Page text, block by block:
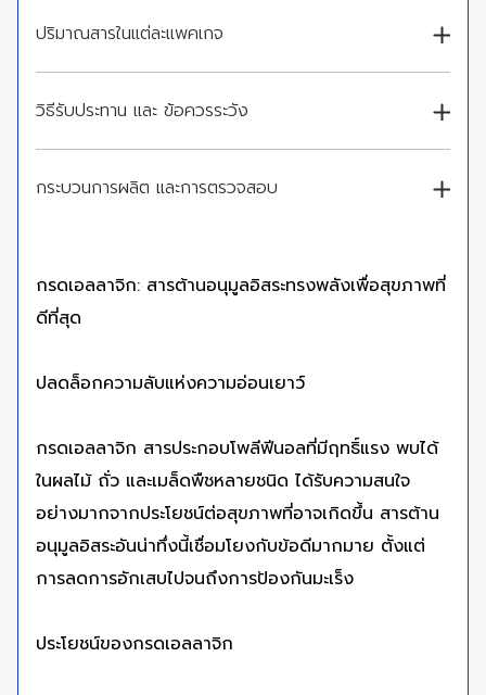
ปริมาณสารในแต่ละแพคเกจ
วิธีรับประทาน และ ข้อควรระวัง
กระบวนการผลิต และการตรวจสอบ
กรดเอลลาจิก: สารต้านอนุมูลอิสระทรงพลังเพื่อสุขภาพที่
ดีที่สุด
ปลดล็อกความลับแห่งความอ่อนเยาว์
กรดเอลลาจิก สารประกอบโพลีฟีนอลที่มีฤทธิ์แรง พบได้
ในผลไม้ ถั่ว และเมล็ดพืชหลายชนิด ได้รับความสนใจ
อย่างมากจากประโยชน์ต่อสุขภาพที่อาจเกิดขึ้น สารต้าน
อนุมูลอิสระอันน่าทึ่งนี้เชื่อมโยงกับข้อดีมากมาย ตั้งแต่
การลดการอักเสบไปจนถึงการป้องกันมะเร็ง
ประโยชน์ของกรดเอลลาจิก